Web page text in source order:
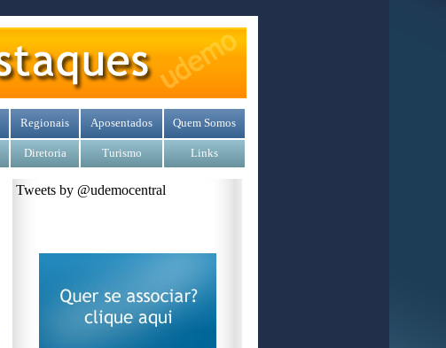
Regionais Aposentados Quem Somos
Diretoria Turismo Links
Tweets by @udemocentral